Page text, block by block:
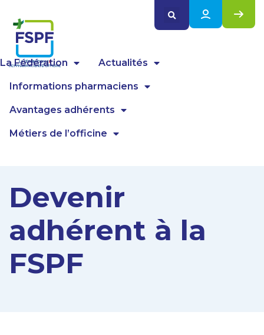
La Fédération Actualités
Informations pharmaciens
Avantages adhérents
Métiers de l’officine
Devenir
adhérent à la
FSPF